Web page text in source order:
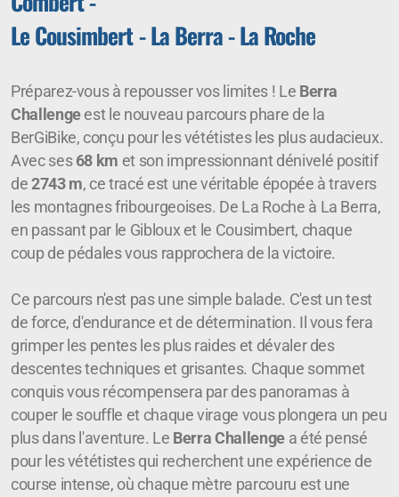
Le Cousimbert - La Berra - La Roche
Préparez-vous à repousser vos limites ! Le Berra
Challengeest le nouveau parcours phare de la
BerGiBike, conçu pour les vététistes les plus audacieux.
Avec ses 68 km et son impressionnant dénivelé positif
de 2743 m, ce tracé est une véritable épopée à travers
les montagnes fribourgeoises. De La Roche à La Berra,
en passant par le Gibloux et le Cousimbert, chaque
coup de pédales vous rapprochera de la victoire.
Ce parcours n'est pas une simple balade. C'est un test
de force, d'endurance et de détermination. Il vous fera
grimper les pentes les plus raides et dévaler des
descentes techniques et grisantes. Chaque sommet
conquis vous récompensera par des panoramas à
couper le souffle et chaque virage vous plongera un peu
plus dans l'aventure. Le Berra Challengea été pensé
pour les vététistes qui recherchent une expérience de
course intense, où chaque mètre parcouru est une